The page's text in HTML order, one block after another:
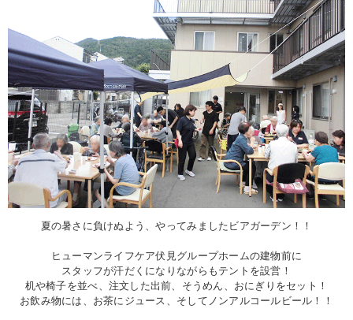
夏の暑さに負けぬよう、やってみましたビアガーデン！！
ヒューマンライフケア伏見グループホームの建物前に
スタッフが汗だくになりながらもテントを設営！
机や椅子を並べ、注文した出前、そうめん、おにぎりをセット！
お飲み物には、お茶にジュース、そしてノンアルコールビール！！